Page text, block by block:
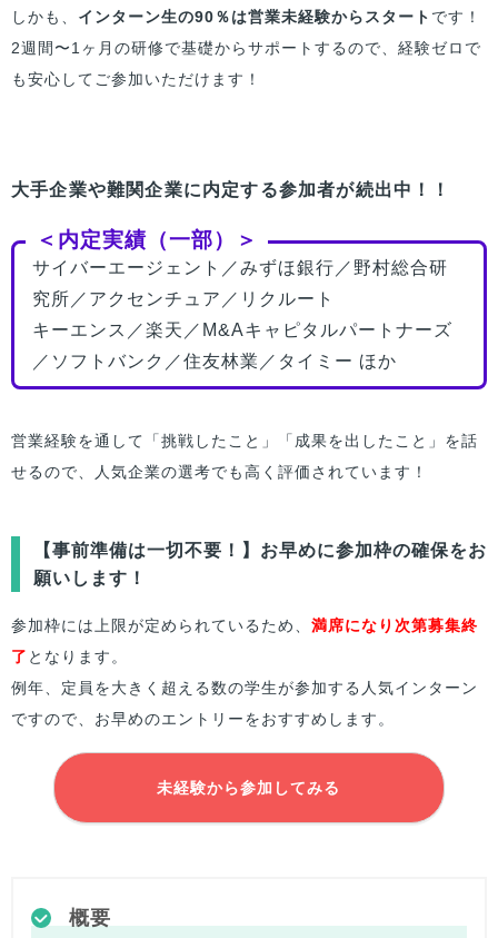
しかも、 インターン生の90％は営業未経験からスタート です！
2週間〜1ヶ月の研修で基礎からサポートするので、経験ゼロで
も安心してご参加いただけます！
大手企業や難関企業に内定する参加者が続出中！！
＜内定実績（一部）＞
サイバーエージェント／みずほ銀行／野村総合研
究所／アクセンチュア／リクルート
キーエンス／楽天／M&Aキャピタルパートナーズ
／ソフトバンク／住友林業／タイミー ほか
営業経験を通して「挑戦したこと」「成果を出したこと」を話
せるので、人気企業の選考でも高く評価されています！
【事前準備は一切不要！】お早めに参加枠の確保をお
願いします！
参加枠には上限が定められているため、 満席になり次第募集終
了 となります。
例年、定員を大きく超える数の学生が参加する人気インターン
ですので、お早めのエントリーをおすすめします。
未経験から参加してみる
概要